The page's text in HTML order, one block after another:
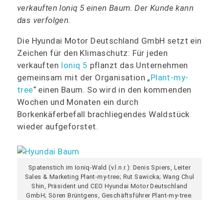
verkauften Ioniq 5 einen Baum. Der Kunde kann
das verfolgen.
Die Hyundai Motor Deutschland GmbH setzt ein
Zeichen für den Klimaschutz: Für jeden
verkauften Ioniq 5 pflanzt das Unternehmen
gemeinsam mit der Organisation „Plant-my-
tree“ einen Baum. So wird in den kommenden
Wochen und Monaten ein durch
Borkenkäferbefall brachliegendes Waldstück
wieder aufgeforstet.
Spatenstich im Ioniq-Wald (v.l.n.r.): Denis Spiers, Leiter
Sales & Marketing Plant-my-tree; Rut Sawicka; Wang Chul
Shin, Präsident und CEO Hyundai Motor Deutschland
GmbH; Sören Brüntgens, Geschäftsführer Plant-my-tree.